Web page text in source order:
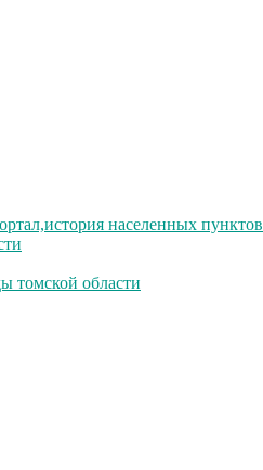
населенных пунктов
томской области